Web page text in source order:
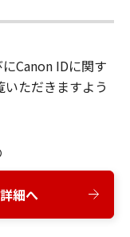
Canon IDに関す
いただきますよう
細へ